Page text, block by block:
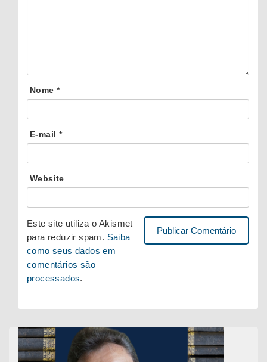
Nome *
E-mail *
Website
Este site utiliza o Akismet
para reduzir spam. Saiba
como seus dados em
comentários são
processados.